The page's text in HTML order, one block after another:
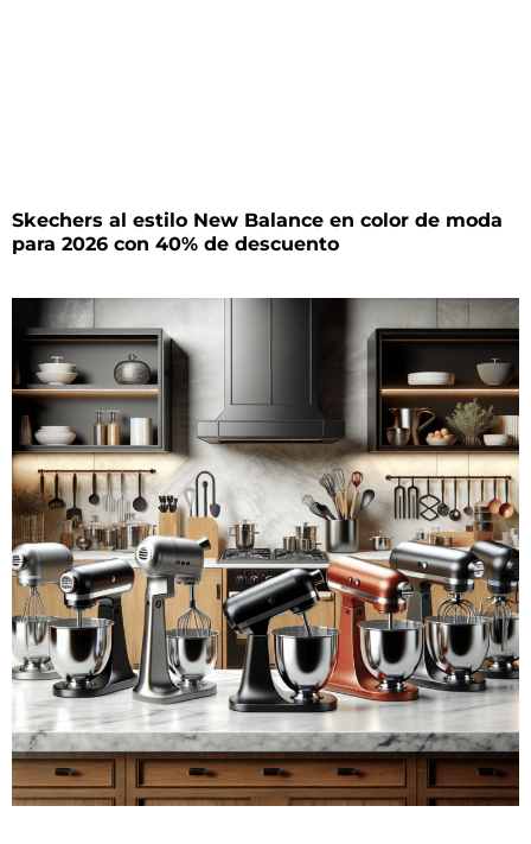
Skechers al estilo New Balance en color de moda
para 2026 con 40% de descuento